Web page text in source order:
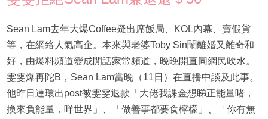
Sean Lam去年大爆Coffee疑出席飯局、KOL內幕、賣假貨
等，在網絡人氣高企。本來與老婆Toby Sin鬧離婚又離奇和
好，由爆料頻道變成閒話家常頻道，晚晚開直同網民吹水。
雯雯爆再陀B，Sean Lam當晚（11日）在直播中談及此事。
他昨日連環出post被雯雯退款「大佬我課金想睇正能量啫，
換來負能量，咩世界」、「做善事都要食檸檬」、「你有無